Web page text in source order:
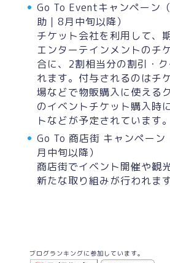
Go To Eventキャンペーン
助｜8月中旬以降）
チケット会社を利用して、
エンターテインメントのチ
合に、2割相当分の割引・
れます。付与されるのはチ
場などで物販購入に使える
のイベントチケット購入時
トなどが予定されています。
Go To 商店街 キャンペーン
月中旬以降）
商店街でイベント開催や観
新たな取り組みが行われます
ブログランキングに参加しています。